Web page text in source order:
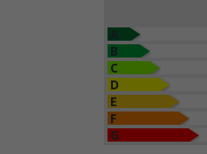
B
C
D
E
F
G